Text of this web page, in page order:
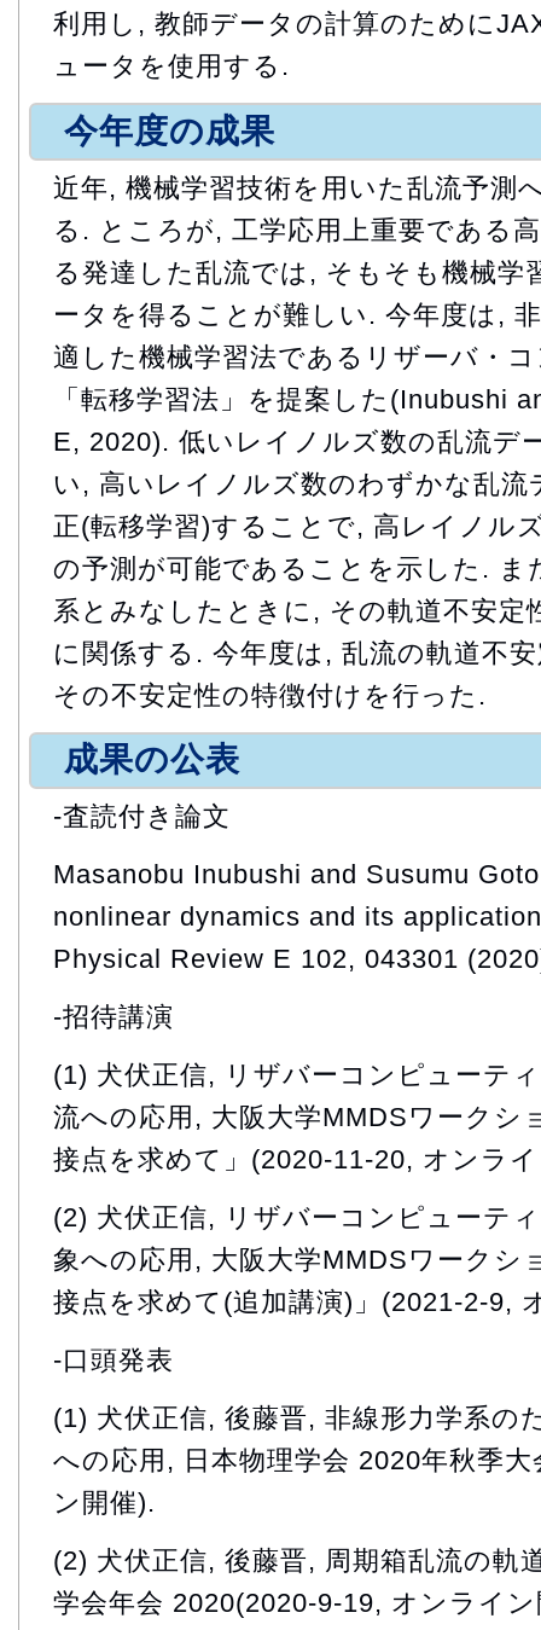
利用し, 教師データの計算のために
ュータを使用する.
今年度の成果
近年, 機械学習技術を用いた乱流予測
る. ところが, 工学応用上重要である
る発達した乱流では, そもそも機械学
ータを得ることが難しい. 今年度は,
適した機械学習法であるリザーバ・
「転移学習法」を提案した(Inubushi
E, 2020). 低いレイノルズ数の乱流デ
い, 高いレイノルズ数のわずかな乱流
正(転移学習)することで, 高レイノル
の予測が可能であることを示した. ま
系とみなしたときに, その軌道不安定
に関係する. 今年度は, 乱流の軌道不
その不安定性の特徴付けを行った.
成果の公表
-査読付き論文
Masanobu Inubushi and Susumu
nonlinear dynamics and its
Physical Review E 102, 043301
-招待講演
(1) 犬伏正信, リザバーコンピューテ
流への応用, 大阪大学MMDSワークシ
接点を求めて」(2020-11-20, オンラ
(2) 犬伏正信, リザバーコンピューテ
象への応用, 大阪大学MMDSワークシ
接点を求めて(追加講演)」(2021-2-9,
-口頭発表
(1) 犬伏正信, 後藤晋, 非線形力学系の
への応用, 日本物理学会 2020年秋季
ン開催).
(2) 犬伏正信, 後藤晋, 周期箱乱流の軌
学会年会 2020(2020-9-19, オンライ